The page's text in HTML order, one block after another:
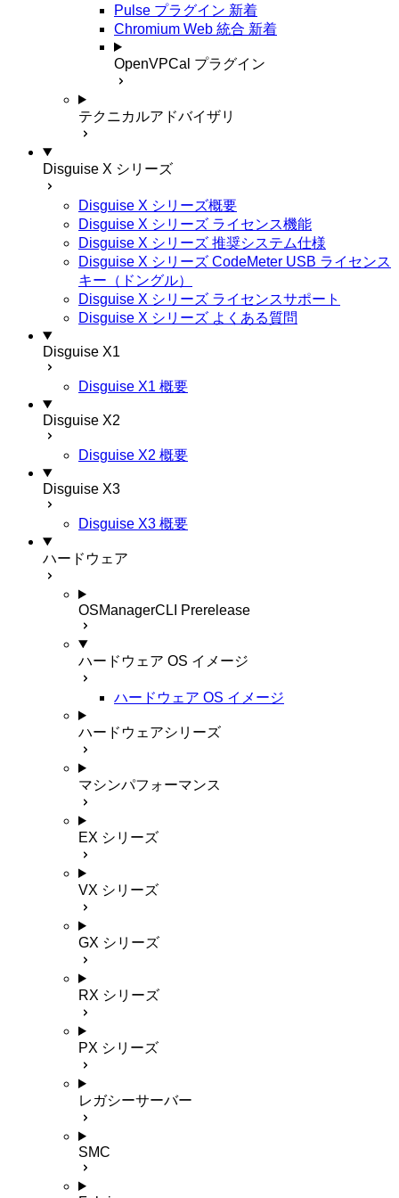
Pulse プラグイン 新着
Chromium Web 統合 新着
OpenVPCal プラグイン
テクニカルアドバイザリ
Disguise X シリーズ
Disguise X シリーズ概要
Disguise X シリーズ ライセンス機能
Disguise X シリーズ 推奨システム仕様
Disguise X シリーズ CodeMeter USB ライセンス
キー（ドングル）
Disguise X シリーズ ライセンスサポート
Disguise X シリーズ よくある質問
Disguise X1
Disguise X1 概要
Disguise X2
Disguise X2 概要
Disguise X3
Disguise X3 概要
ハードウェア
OSManagerCLI Prerelease
ハードウェア OS イメージ
ハードウェア OS イメージ
ハードウェアシリーズ
マシンパフォーマンス
EX シリーズ
VX シリーズ
GX シリーズ
RX シリーズ
PX シリーズ
レガシーサーバー
SMC